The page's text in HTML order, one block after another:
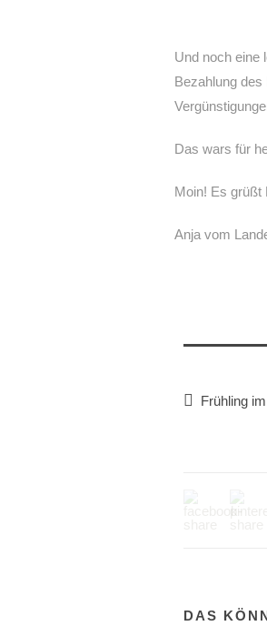
Und noch eine
Bezahlung des
Das wars für
Moin! Es grüßt
Anja vom
Frühling
DAS